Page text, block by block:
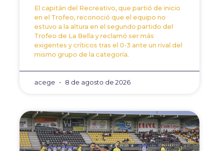
El capitán del Recreativo, que partió de inicio
en el Trofeo, reconoció que el equipo no
estuvo a la altura en el segundo partido del
Trofeo de La Bella y reclamó ser más
exigentes y críticos tras el 0-3 ante un rival del
mismo grupo de la categoría.
acege 8 de agosto de 2026